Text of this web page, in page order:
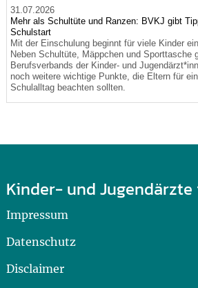
31.07.2026
Mehr als Schultüte und Ranzen: BVKJ gibt
Schulstart
Mit der Einschulung beginnt für viele Kinder
Neben Schultüte, Mäppchen und Sporttasche
Berufsverbands der Kinder- und
noch weitere wichtige Punkte, die Eltern für
Schulalltag beachten sollten.
Kinder- und Jugendärzte
Impressum
Datenschutz
Disclaimer